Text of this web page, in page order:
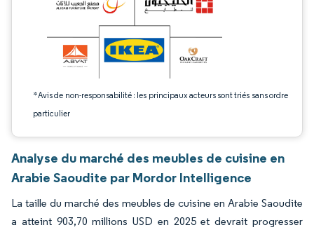
*Avis de non-responsabilité : les principaux acteurs sont triés sans ordre
particulier
Analyse du marché des meubles de cuisine en
Arabie Saoudite par Mordor Intelligence
La taille du marché des meubles de cuisine en Arabie Saoudite
a atteint 903,70 millions USD en 2025 et devrait progresser